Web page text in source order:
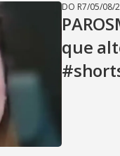
DO R7/05/08/
que